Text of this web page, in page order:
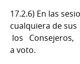
17.2.6) En las
cualquiera de
los Consejeros,
a voto.